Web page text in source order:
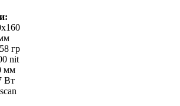
гр
nit
мм
Вт